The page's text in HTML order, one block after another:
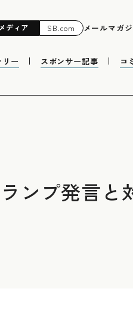
ディア SB.com メールマガ
リー スポンサー記事 コ
ンプ発言と